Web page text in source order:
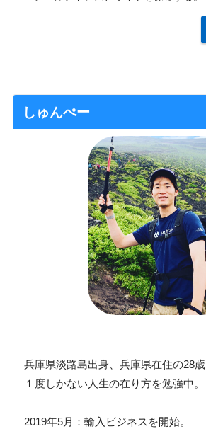
しゅんぺー
兵庫県淡路島出身、兵庫県在住の28歳
１度しかない人生の在り方を勉強中。
2019年5月：輸入ビジネスを開始。